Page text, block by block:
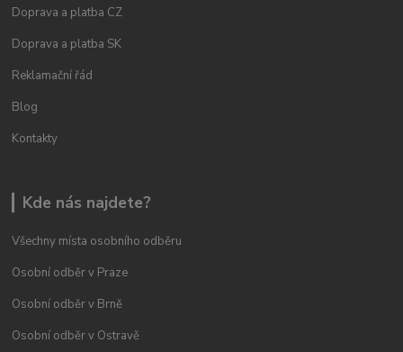
Doprava a platba CZ
Doprava a platba SK
Reklamační řád
Blog
Kontakty
Kde nás najdete?
Všechny místa osobního odběru
Osobní odběr v Praze
Osobní odběr v Brně
Osobní odběr v Ostravě